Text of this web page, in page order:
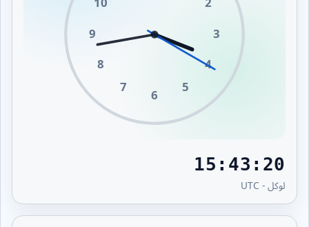
3
4
5
6
7
8
9
15:43:20
لوکل - UTC